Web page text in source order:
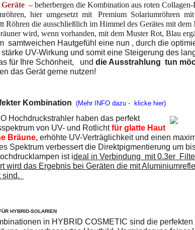
–beherbergen die Kombination aus roten
hier umgesetzt mit Premium Solariumröhren
Röhren die ausschließlich im Himmel des Gerätes mit
wird, wenn vorhanden, mit dem Muster Rot, Blau
samtweichen Hautgefühl eine nun , durch die
UV-Wirkung und somit eine Steigerung des
für Ihre Schönheit,
und die Ausstrahlung tun
das Gerät gerne nutzen!
Kombination (Mehr INFO dazu - klicke hier)
Hochdruckstrahler haben das perfekt
von UV- und Rotlichtfür glatte Haut
Bräune, erhöhte UV-Verträglichkeit und einen
Spektrum verbessert die Direktpigmentierung um
ist ideal in Verbindung mit 0.3er
wird das Ergebnis bei Geräten die mit
sind.
HYBRID-SOLARIEN
in HYBRID COSMETIC sind die